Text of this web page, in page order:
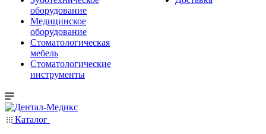
оборудование
Медицинское
оборудование
Стоматологическая
мебель
Стоматологические
инструменты
Каталог